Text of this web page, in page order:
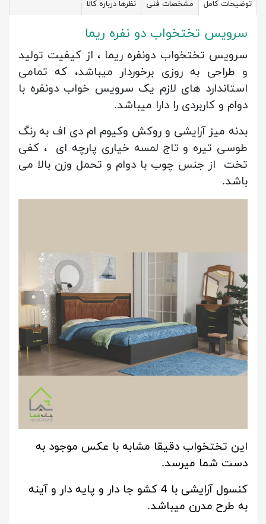
توضیحات کامل مشخصات فنی نظرها درباره کالا
سرویس تختخواب دو نفره ریما
سرویس تختخواب دونفره ریما ، از کیفیت تولید
و طراحی به روزی برخوردار میباشد، که تمامی
استاندارد های لازم یک سرویس خواب دونفره با
دوام و کاربردی را دارا میباشد.
بدنه میز آرایشی و روکش وکیوم ام دی اف به رنگ
طوسی تیره و تاج لمسه خیاری پارچه ای ، کفی
تخت از جنس چوب با دوام و تحمل وزن بالا می
باشد.
این تختخواب دقیقا مشابه با عکس موجود به
دست شما میرسد.
کنسول آرایشی با 4 کشو جا دار و پایه دار و آینه
به طرح مدرن میباشد.